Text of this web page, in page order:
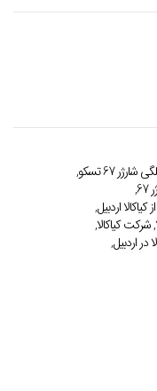
,
,
اردبیل,
,شرکت کیاکالا,
در اردبیل,